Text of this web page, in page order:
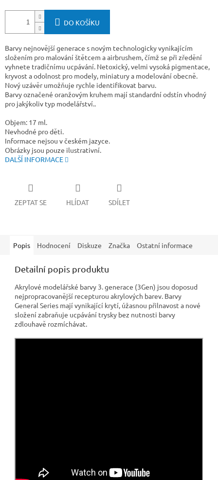
DO KOŠÍKU
Barvy nejnovější generace s novým technologicky vynikajícím
složením pro malování štětcem a airbrushem, čímž se při zředění
vyhnete tradičnímu ucpávání. Netoxický, velmi vysoká pigmentace,
kryvost a odolnost pro modely, miniatury a modelování obecně.
Nový uzávěr umožňuje rychle identifikovat barvu.
Barvy označené oranžovým kruhem mají standardní odstín vhodný
pro jakýkoliv typ modelářství..
Objem: 17 ml.
Nevhodné pro děti.
Informace nejsou v českém jazyce.
Obrázky jsou pouze ilustrativní.
DALŠÍ INFORMACE
ZEPTAT SE HLÍDAT SDÍLET
Popis Hodnocení Diskuze Značka Ostatní informace
Detailní popis produktu
Akrylové modelářské barvy 3. generace (3Gen) jsou doposud
nejpropracovanější recepturou akrylových barev. Barvy
General Series mají vynikající krytí, úžasnou přilnavost a nové
složení zabraňuje ucpávání trysky bez nutnosti barvy
zdlouhavě rozmíchávat.